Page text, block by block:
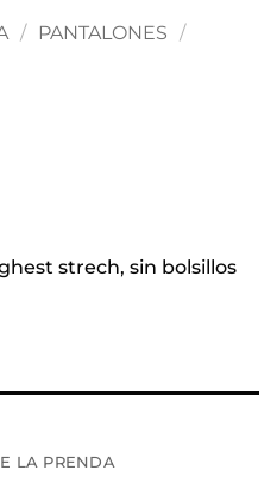
/ PANTALONES /
strech, sin bolsillos
LA PRENDA